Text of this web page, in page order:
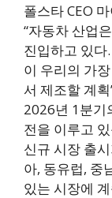
폴스타 CEO
“자동차 산업
진입하고 있다
이 우리의 가
서 제조할 계
2026년 1분기
전을 이루고
신규 시장 출
아, 동유럽, 중
있는 시장에